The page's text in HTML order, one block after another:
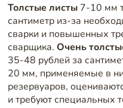
Толстые листы7-10 мм
сантиметр из-за
сварки и повышенных
сварщика. Очень
35-48 рублей за
20 мм, применяемые в
резервуаров,
и требуют специальных